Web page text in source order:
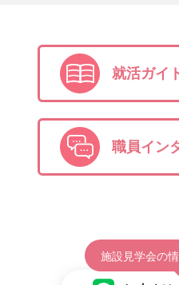
就活ガイ
職員イン
施設見学会の